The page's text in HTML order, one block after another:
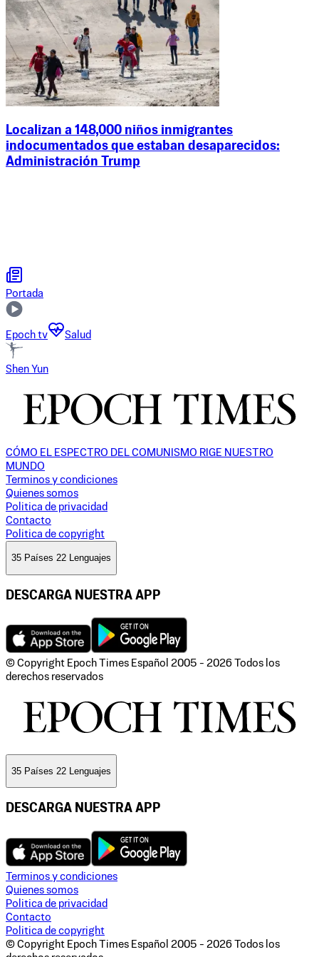
Localizan a 148,000 niños inmigrantes
indocumentados que estaban desaparecidos:
Administración Trump
Portada
Epoch tv Salud
Shen Yun
CÓMO EL ESPECTRO DEL COMUNISMO RIGE NUESTRO
MUNDO
Terminos y condiciones
Quienes somos
Politica de privacidad
Contacto
Politica de copyright
35 Países 22 Lenguajes
DESCARGA NUESTRA APP
© Copyright Epoch Times Español 2005 - 2026 Todos los
derechos reservados
35 Países 22 Lenguajes
DESCARGA NUESTRA APP
Terminos y condiciones
Quienes somos
Politica de privacidad
Contacto
Politica de copyright
© Copyright Epoch Times Español 2005 - 2026 Todos los